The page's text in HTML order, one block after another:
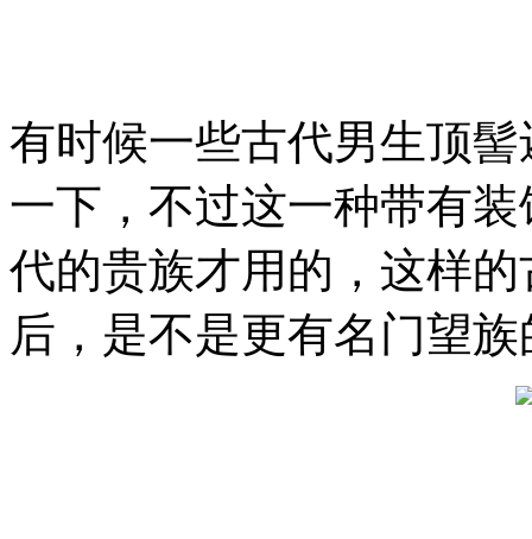
有时候一些古代男生顶
一下，不过这一种带有
代的贵族才用的，这样
后，是不是更有名门望